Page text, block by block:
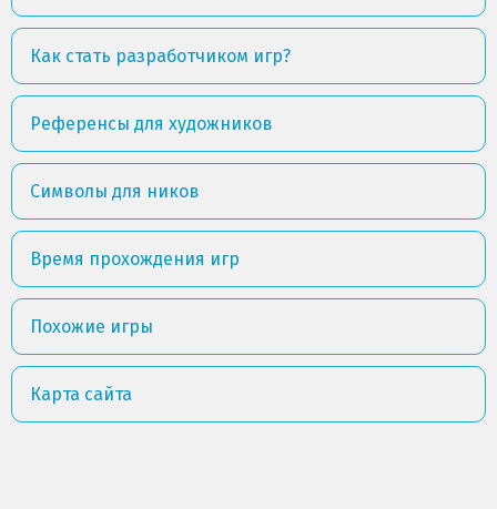
Как стать разработчиком игр?
Референсы для художников
Символы для ников
Время прохождения игр
Похожие игры
Карта сайта